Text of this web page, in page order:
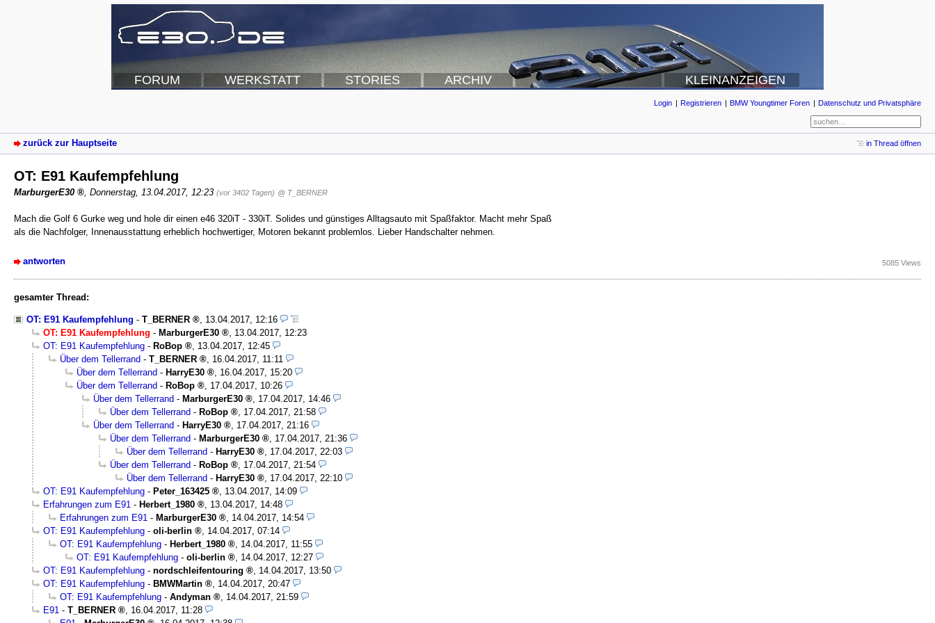
FORUM WERKSTATT STORIES ARCHIV KLEINANZEIGEN
Login Registrieren BMW Youngtimer Foren Datenschutz und Privatsphäre
zurück zur Hauptseite in Thread öffnen
OT: E91 Kaufempfehlung
MarburgerE30 Donnerstag, 13.04.2017, 12:23 (vor 3402 Tagen) @ T_BERNER
Mach die Golf 6 Gurke weg und hole dir einen e46 320iT - 330iT. Solides und günstiges Alltagsauto mit Spaßfaktor. Macht mehr Spaß
als die Nachfolger, Innenausstattung erheblich hochwertiger, Motoren bekannt problemlos. Lieber Handschalter nehmen.
antworten 5085 Views
gesamter Thread:
OT: E91 Kaufempfehlung - T_BERNER
13.04.2017, 12:16
OT: E91 Kaufempfehlung - MarburgerE30
13.04.2017, 12:23
OT: E91 Kaufempfehlung - RoBop
13.04.2017, 12:45
Über dem Tellerrand - T_BERNER
16.04.2017, 11:11
Über dem Tellerrand - HarryE30
16.04.2017, 15:20
Über dem Tellerrand - RoBop
17.04.2017, 10:26
Über dem Tellerrand - MarburgerE30
17.04.2017, 14:46
Über dem Tellerrand - RoBop
17.04.2017, 21:58
Über dem Tellerrand - HarryE30
17.04.2017, 21:16
Über dem Tellerrand - MarburgerE30
17.04.2017, 21:36
Über dem Tellerrand - HarryE30
17.04.2017, 22:03
Über dem Tellerrand - RoBop
17.04.2017, 21:54
Über dem Tellerrand - HarryE30
17.04.2017, 22:10
OT: E91 Kaufempfehlung - Peter_163425
13.04.2017, 14:09
Erfahrungen zum E91 - Herbert_1980
13.04.2017, 14:48
Erfahrungen zum E91 - MarburgerE30
14.04.2017, 14:54
OT: E91 Kaufempfehlung - oli-berlin
14.04.2017, 07:14
OT: E91 Kaufempfehlung - Herbert_1980
14.04.2017, 11:55
OT: E91 Kaufempfehlung - oli-berlin
14.04.2017, 12:27
OT: E91 Kaufempfehlung - nordschleifentouring
14.04.2017, 13:50
OT: E91 Kaufempfehlung - BMWMartin
14.04.2017, 20:47
OT: E91 Kaufempfehlung - Andyman
14.04.2017, 21:59
E91 - T_BERNER
16.04.2017, 11:28